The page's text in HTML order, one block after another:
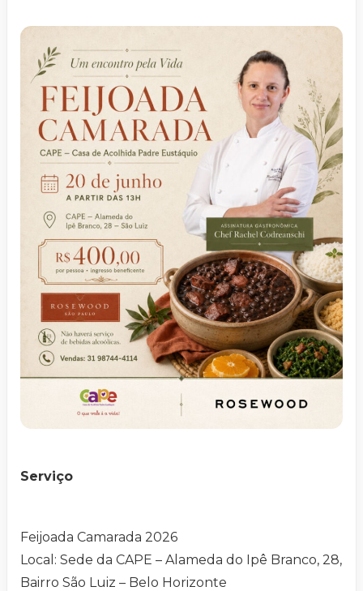
Serviço
Feijoada Camarada 2026
Local: Sede da CAPE – Alameda do Ipê Branco, 28,
Bairro São Luiz – Belo Horizonte